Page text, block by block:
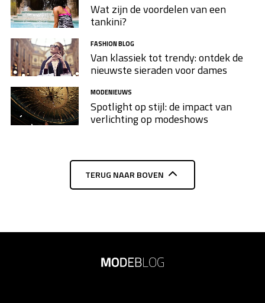
Wat zijn de voordelen van een
tankini?
FASHION BLOG
Van klassiek tot trendy: ontdek de
nieuwste sieraden voor dames
MODENIEUWS
Spotlight op stijl: de impact van
verlichting op modeshows
TERUG NAAR BOVEN